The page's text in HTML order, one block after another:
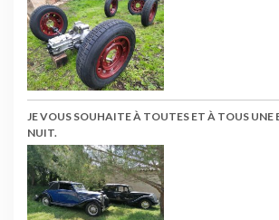
JE VOUS SOUHAITE À TOUTES ET À TOUS UNE
NUIT.